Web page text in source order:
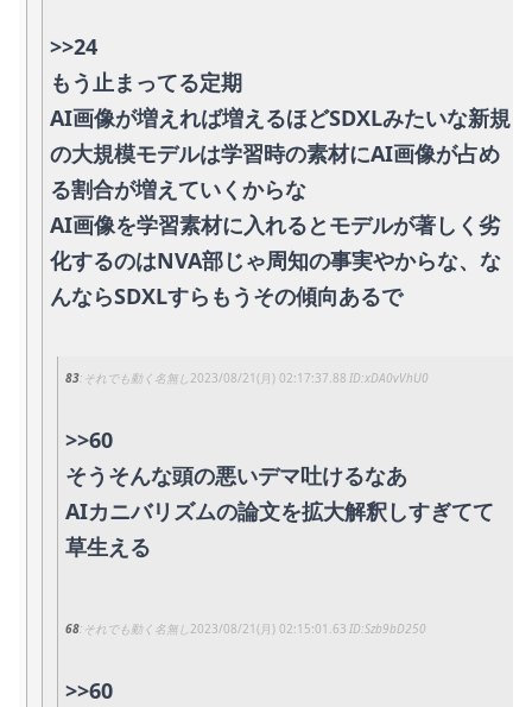
>>24
もう止まってる定期
AI画像が増えれば増えるほどSDXLみたいな新規
の大規模モデルは学習時の素材にAI画像が占め
る割合が増えていくからな
AI画像を学習素材に入れるとモデルが著しく劣
化するのはNVA部じゃ周知の事実やからな、な
んならSDXLすらもうその傾向あるで
83 それでも動く名無し2023/08/21(月) 02:17:37.88 xDA0vVhU0
>>60
そうそんな頭の悪いデマ吐けるなあ
AIカニバリズムの論文を拡大解釈しすぎてて
草生える
68 それでも動く名無し2023/08/21(月) 02:15:01.63 Szb9bD250
>>60